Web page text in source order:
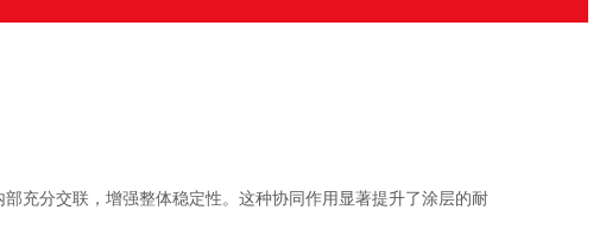
分交联，增强整体稳定性。这种协同作用显著提升了涂层的耐